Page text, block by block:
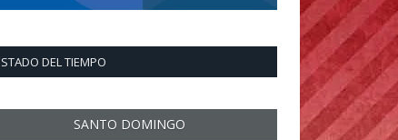
DEL TIEMPO
SANTO DOMINGO